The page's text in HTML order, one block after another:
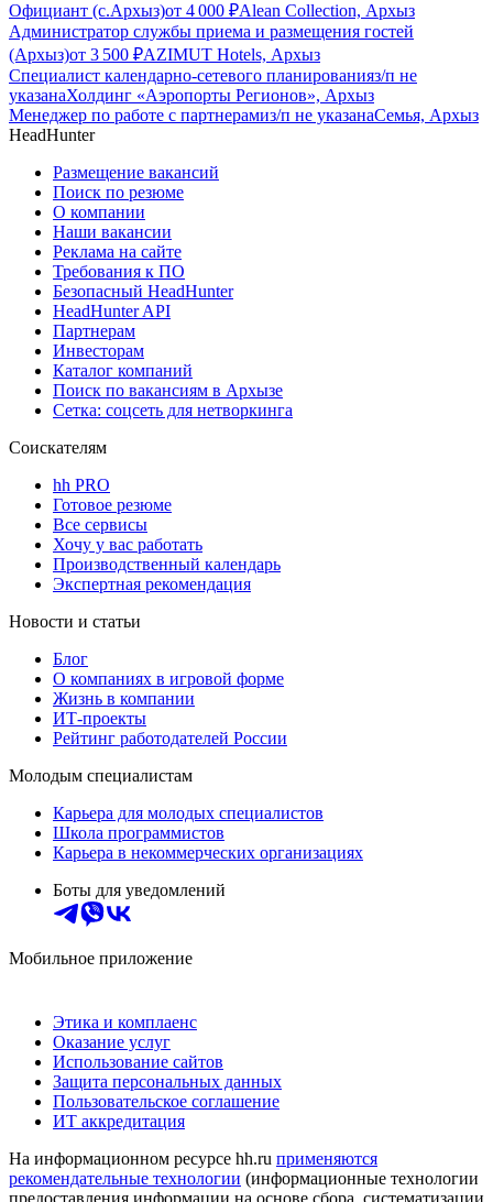
Официант (с.Архыз)от 4 000 ₽Alean Collection, Архыз
Администратор службы приема и размещения гостей
(Архыз)от 3 500 ₽AZIMUT Hotels, Архыз
Специалист календарно-сетевого планированияз/п не
указанаХолдинг «Аэропорты Регионов», Архыз
Менеджер по работе с партнерамиз/п не указанаСемья, Архыз
HeadHunter
Размещение вакансий
Поиск по резюме
О компании
Наши вакансии
Реклама на сайте
Требования к ПО
Безопасный HeadHunter
HeadHunter API
Партнерам
Инвесторам
Каталог компаний
Поиск по вакансиям в Архызе
Сетка: соцсеть для нетворкинга
Соискателям
hh PRO
Готовое резюме
Все сервисы
Хочу у вас работать
Производственный календарь
Экспертная рекомендация
Новости и статьи
Блог
О компаниях в игровой форме
Жизнь в компании
ИТ-проекты
Рейтинг работодателей России
Молодым специалистам
Карьера для молодых специалистов
Школа программистов
Карьера в некоммерческих организациях
Боты для уведомлений
Мобильное приложение
Этика и комплаенс
Оказание услуг
Использование сайтов
Защита персональных данных
Пользовательское соглашение
ИТ аккредитация
На информационном ресурсе hh.ru применяются
рекомендательные технологии (информационные технологии